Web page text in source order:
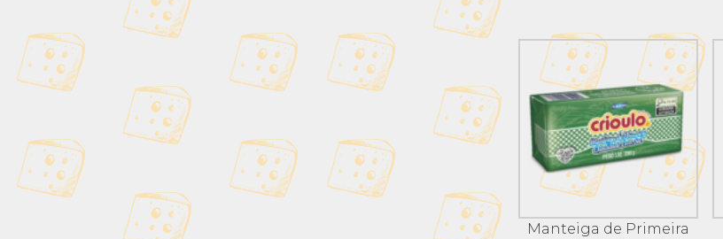
Manteiga de Primeira